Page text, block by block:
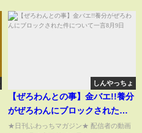
チ
しんやっちょ
【ぜろわんとの事】金バエ!!養分
がぜろわんにブロックされた件
について一言8月9日
★日刊ふわっちマガジン★ 配信者の動画